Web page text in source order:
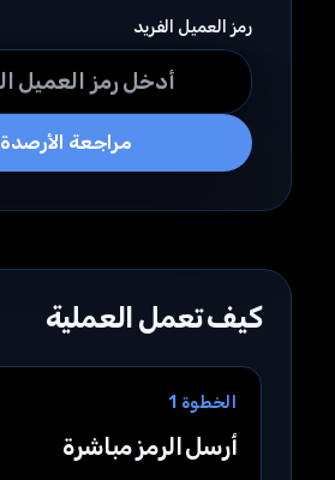
رمز العميل الفريد
مراجعة الأرصدة
كيف تعمل العملية
الخطوة 1
أرسل الرمز مباشرة